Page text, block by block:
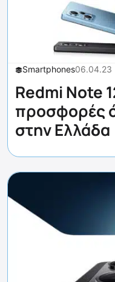
Smartphones06.04.23
Redmi Note
προσφορές
στην Ελλάδα